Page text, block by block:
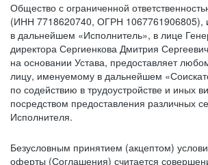
Общество с ограниченной
(ИНН 7718620740, ОГРН 1067761906805),
в дальнейшем «Исполнитель», в лице
директора Сергиенкова Дмитрия
на основании Устава, предоставляет
лицу, именуемому в дальнейшем
по содействию в трудоустройстве и иных
посредством предоставления различных
Исполнителя.
Безусловным принятием (акцептом)
оферты (Соглашения) считается